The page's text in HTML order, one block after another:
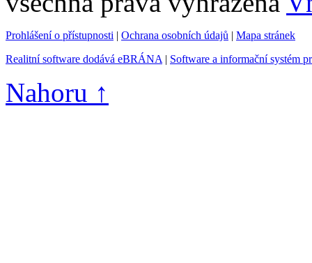
Prohlášení o přístupnosti | Ochrana osobních údajů | Mapa stránek
Realitní software dodává eBRÁNA | Software a informační systém
Nahoru ↑